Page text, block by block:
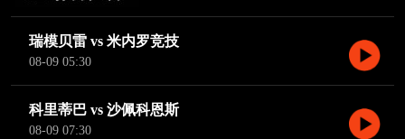
瑞模贝雷 vs 米内罗竞技
08-09 05:30
科里蒂巴 vs 沙佩科恩斯
08-09 07:30